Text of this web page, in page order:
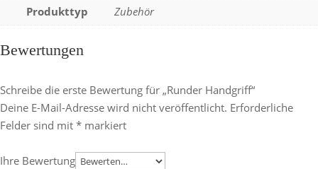
Produkttyp
Zubehör
Bewertungen
Schreibe die erste Bewertung für „Runder Handgriff“
Deine E-Mail-Adresse wird nicht veröffentlicht. Erforderliche
Felder sind mit * markiert
Ihre Bewertung